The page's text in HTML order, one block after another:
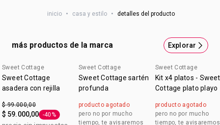
inicio • casa y estilo • detalles del producto
más productos de la marca Explorar
Sweet Cottage
Sweet Cottage
asadera con rejilla
$ 99.000,00
$ 59.000,00 Etiqueta -40%
-40%
Sweet Cottage
Sweet Cottage sartén
profunda
producto agotado
pero no por mucho
tiempo, te avisaremos
Sweet Cottage
Kit x4 platos - Sweet
Cottage plato playo
producto agotado
pero no por mucho
tiempo, te avisaremos